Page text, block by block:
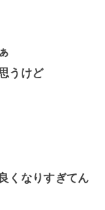
うけど
くなりすぎてん